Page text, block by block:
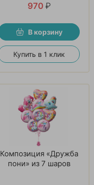
970 ₽
В корзину
Купить в 1 клик
Композиция «Дружба
пони» из 7 шаров